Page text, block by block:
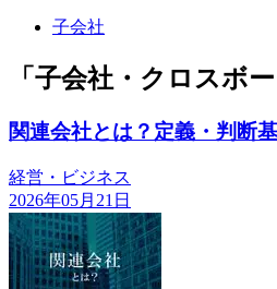
子会社
「子会社・クロスボ
関連会社とは？定義・判断
経営・ビジネス
2026年05月21日